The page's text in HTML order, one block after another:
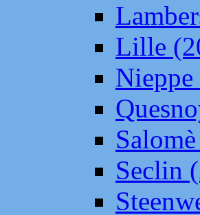
Lille
Seclin